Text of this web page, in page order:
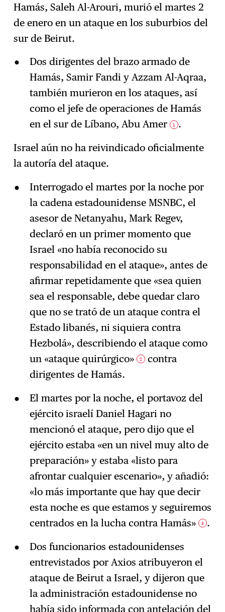
→
Hamás, Saleh Al-Arouri, murió el martes 2
de enero en un ataque en los suburbios del
sur de Beirut.
Dos dirigentes del brazo armado de
Hamás, Samir Fandi y Azzam Al-Aqraa,
también murieron en los ataques, así
como el jefe de operaciones de Hamás
en el sur de Líbano, Abu Amer
1 .
Israel aún no ha reivindicado oficialmente
la autoría del ataque.
Interrogado el martes por la noche por
la cadena estadounidense MSNBC, el
asesor de Netanyahu, Mark Regev,
declaró en un primer momento que
Israel «no había reconocido su
responsabilidad en el ataque», antes de
afirmar repetidamente que «sea quien
sea el responsable, debe quedar claro
que no se trató de un ataque contra el
Estado libanés, ni siquiera contra
Hezbolá», describiendo el ataque como
un «ataque quirúrgico»
2 contra
dirigentes de Hamás.
El martes por la noche, el portavoz del
ejército israelí Daniel Hagari no
mencionó el ataque, pero dijo que el
ejército estaba «en un nivel muy alto de
preparación» y estaba «listo para
afrontar cualquier escenario», y añadió:
«lo más importante que hay que decir
esta noche es que estamos y seguiremos
centrados en la lucha contra Hamás»
3 .
Dos funcionarios estadounidenses
entrevistados por Axios atribuyeron el
ataque de Beirut a Israel, y dijeron que
la administración estadounidense no
había sido informada con antelación del